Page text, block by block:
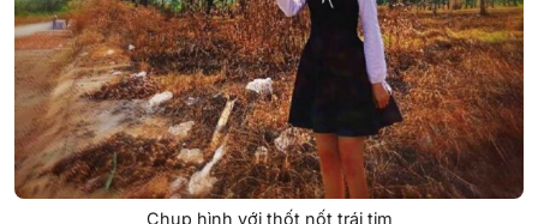
Chụp hình với thốt nốt trái tim